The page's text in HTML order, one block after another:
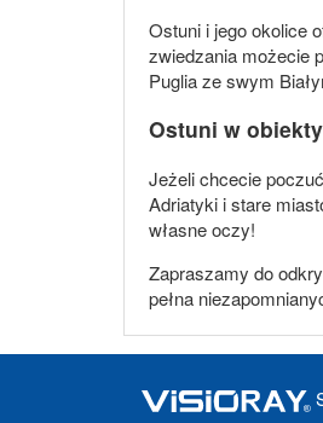
Ostuni i jego okolice
zwiedzania możecie
Puglia ze swym
Ostuni w
Jeżeli chcecie
Adriatyki i stare
własne oczy!
Zapraszamy do
pełna